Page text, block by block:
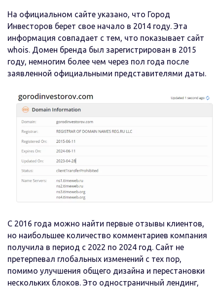
На официальном сайте указано, что Город
Инвесторов берет свое начало в 2014 году. Эта
информация совпадает с тем, что показывает сайт
whois. Домен бренда был зарегистрирован в 2015
году, немногим более чем через пол года после
заявленной официальными представителями даты.
С 2016 года можно найти первые отзывы клиентов,
но наибольшее количество комментариев компания
получила в период с 2022 по 2024 год. Сайт не
претерпевал глобальных изменений с тех пор,
помимо улучшения общего дизайна и перестановки
нескольких блоков. Это одностраничный лендинг,